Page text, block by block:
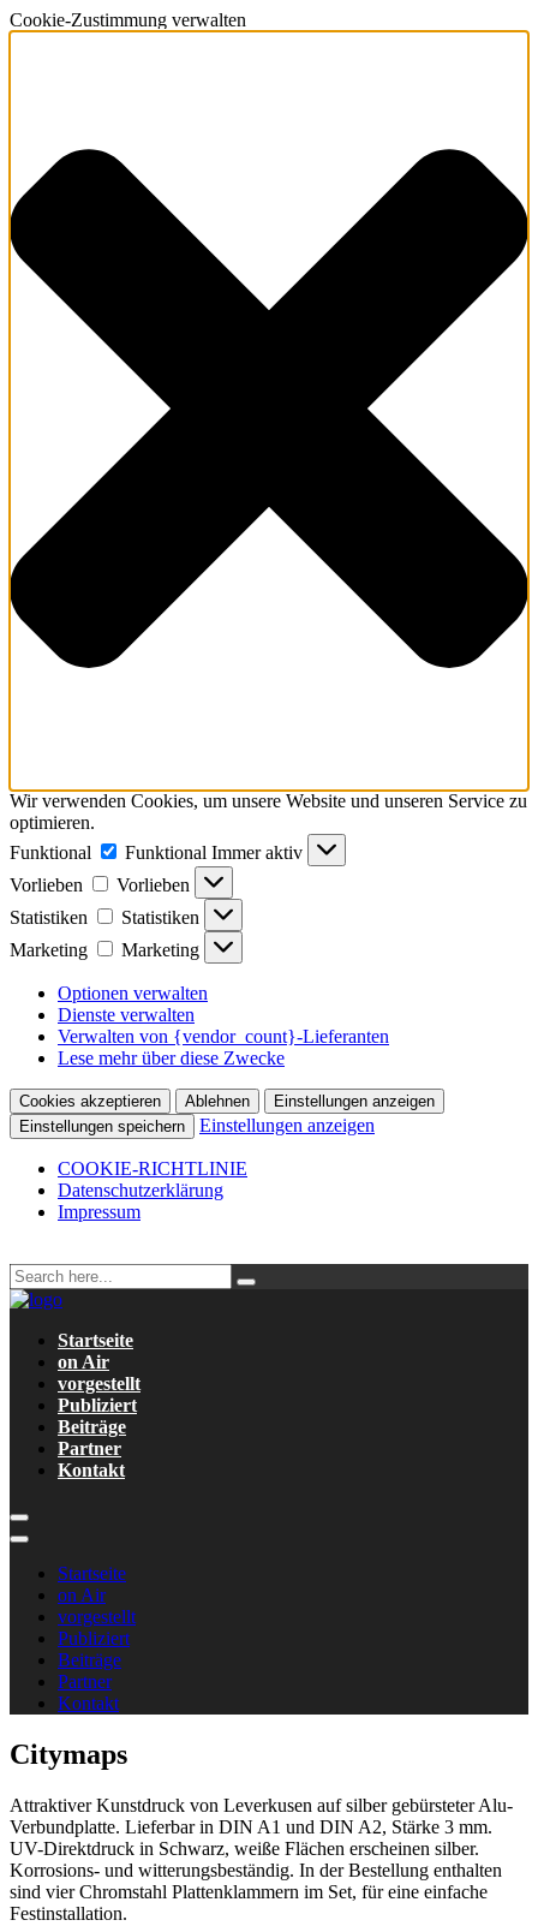
Cookie-Zustimmung verwalten
Wir verwenden Cookies, um unsere Website und unseren Service zu
optimieren.
Funktional
Funktional Immer aktiv
Vorlieben
Vorlieben
Statistiken
Statistiken
Marketing
Marketing
Optionen verwalten
Dienste verwalten
Verwalten von {vendor_count}-Lieferanten
Lese mehr über diese Zwecke
Cookies akzeptieren Ablehnen
Einstellungen anzeigen
Einstellungen speichern
Einstellungen anzeigen
COOKIE-RICHTLINIE
Datenschutzerklärung
Impressum
Startseite
on Air
vorgestellt
Publiziert
Beiträge
Partner
Kontakt
Startseite
on Air
vorgestellt
Publiziert
Beiträge
Partner
Kontakt
Citymaps
Attraktiver Kunstdruck von Leverkusen auf silber gebürsteter Alu-
Verbundplatte. Lieferbar in DIN A1 und DIN A2, Stärke 3 mm.
UV-Direktdruck in Schwarz, weiße Flächen erscheinen silber.
Korrosions- und witterungsbeständig. In der Bestellung enthalten
sind vier Chromstahl Plattenklammern im Set, für eine einfache
Festinstallation.